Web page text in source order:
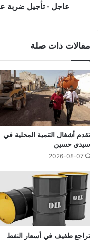
عاجل - تأجيل ضربة
مقالات ذات صلة
تقدم أشغال التنمية المحلية في
سيدي حسين
2026-08-07
تراجع طفيف في أسعار النفط